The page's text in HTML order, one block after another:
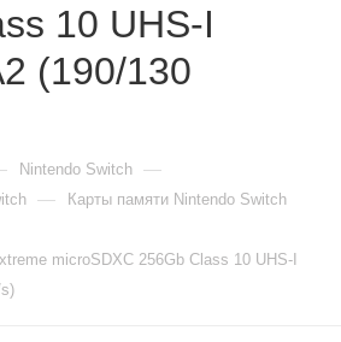
10 UHS-I
(190/130
Nintendo Switch —
— Карты памяти Nintendo Switch
microSDXC 256Gb Class 10 UHS-I